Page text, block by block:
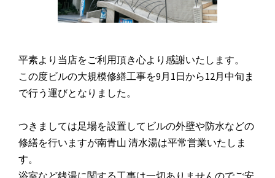
平素より当店をご利用頂き心より感謝いたします。
この度ビルの大規模修繕工事を9月1日から12月中旬ま
で行う運びとなりました。
つきましては足場を設置してビルの外壁や防水などの
修繕を行いますが南青山 清水湯は平常営業いたしま
す。
浴室など銭湯に関する工事は一切ありませんのでご安